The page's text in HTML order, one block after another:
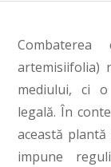
artemisiifolia)
mediului, ci
legală. În
această
impune